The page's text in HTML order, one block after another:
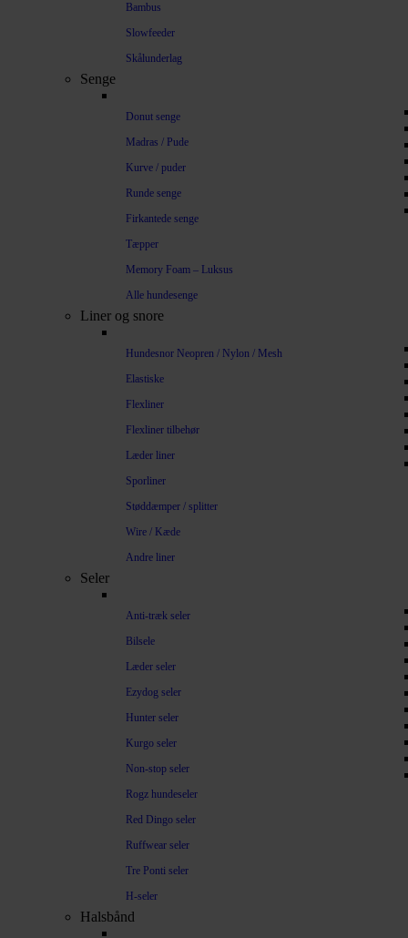
Bambus
Slowfeeder
Skålunderlag
Senge
Donut senge
Madras / Pude
Kurve / puder
Runde senge
Firkantede senge
Tæpper
Memory Foam – Luksus
Alle hundesenge
Liner og snore
Hundesnor Neopren / Nylon / Mesh
Elastiske
Flexliner
Flexliner tilbehør
Læder liner
Sporliner
Støddæmper / splitter
Wire / Kæde
Andre liner
Seler
Anti-træk seler
Bilsele
Læder seler
Ezydog seler
Hunter seler
Kurgo seler
Non-stop seler
Rogz hundeseler
Red Dingo seler
Ruffwear seler
Tre Ponti seler
H-seler
Halsbånd